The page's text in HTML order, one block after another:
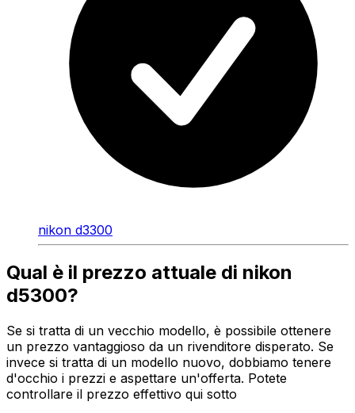
nikon d3300
Qual è il prezzo attuale di nikon
d5300?
Se si tratta di un vecchio modello, è possibile ottenere
un prezzo vantaggioso da un rivenditore disperato. Se
invece si tratta di un modello nuovo, dobbiamo tenere
d'occhio i prezzi e aspettare un'offerta. Potete
controllare il prezzo effettivo qui sotto